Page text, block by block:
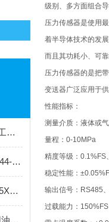
HYDAC传感器如何突破恶劣工况的可靠性瓶颈？
HYDAC贺德克传感器HDA4744-B-016-000六大优点
SEL保护装置0351A032X4E65X1系列产品资料
浅析HAWE柱塞泵的进油与回油过程
级别、多方面组合
压力传感器是使用
着半导体技术的发
而且其功耗小、可靠
压力传感器的是把
变送器广泛应用于
性能指标：
测量介质：液体或
量程：0-10MPa
精度等级：0.1%FS
稳定性能：
输出信号：RS485
过载能力：150%FS